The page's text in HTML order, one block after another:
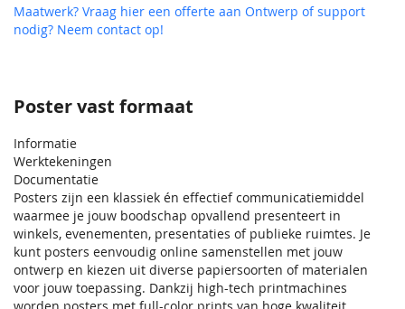
Poster vast formaat
Informatie
Werktekeningen
Documentatie
Posters zijn een klassiek én effectief communicatiemiddel
waarmee je jouw boodschap opvallend presenteert in
winkels, evenementen, presentaties of publieke ruimtes. Je
kunt posters eenvoudig online samenstellen met jouw
ontwerp en kiezen uit diverse papiersoorten of materialen
voor jouw toepassing. Dankzij high-tech printmachines
Maatwerk? Vraag hier een offerte aan Ontwerp of support
nodig? Neem contact op!